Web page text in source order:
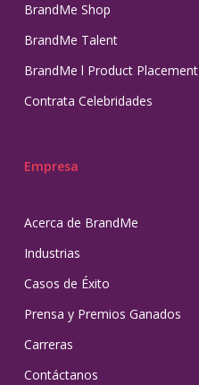
BrandMe Shop
BrandMe Talent
BrandMe l Product Placement
Contrata Celebridades
Empresa
Acerca de BrandMe
Industrias
Casos de Éxito
Prensa y Premios Ganados
Carreras
Contáctanos